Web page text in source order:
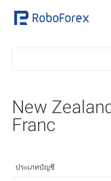
New
Franc
ประเภทบัญชี